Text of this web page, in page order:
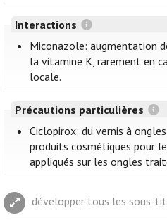
Interactions
Miconazole: augmentation
la vitamine K, rarement en
locale.
Précautions particulières
Ciclopirox: du vernis à
produits cosmétiques pour
appliqués sur les ongles
développer tous les sous-